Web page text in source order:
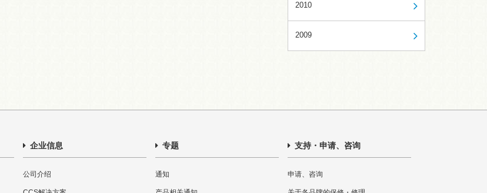
2010
2009
企业信息
公司介绍
专题
通知
支持・申请、咨询
申请、咨询